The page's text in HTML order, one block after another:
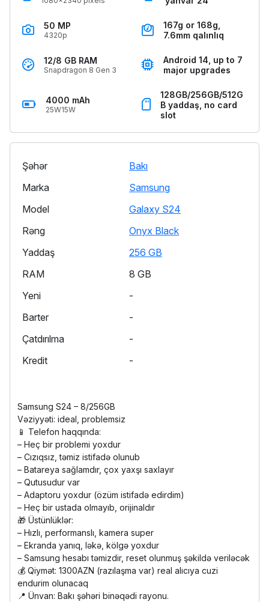
50 MP
4320p
167g or 168g,
7.6mm qalınlıq
12/8 GB RAM
Snapdragon 8 Gen 3
Android 14, up to 7
major upgrades
4000 mAh
25W15W
128GB/256GB/512G
B yaddaş, no card
slot
Şəhər
Bakı
Marka
Samsung
Model
Galaxy S24
Rəng
Onyx Black
Yaddaş
256 GB
RAM
8 GB
Yeni
-
Barter
-
Çatdırılma
-
Kredit
-
Samsung S24 – 8/256GB
Vəziyyəti: ideal, problemsiz
📱 Telefon haqqında:
– Heç bir problemi yoxdur
– Cızıqsız, təmiz istifadə olunub
– Batareya sağlamdır, çox yaxşı saxlayır
– Qutusudur var
– Adaptoru yoxdur (özüm istifadə edirdim)
– Heç bir ustada olmayıb, orijinaldır
🎁 Üstünlüklər:
– Hızlı, performanslı, kamera super
– Ekranda yanıq, ləkə, kölgə yoxdur
– Samsung hesabı təmizdir, reset olunmuş şəkildə veriləcək
💰 Qiymət: 1300AZN (razılaşma var) real alıcıya cuzi
endurim olunacaq
📍 Ünvan: Bakı şəhəri binəqədi rayonu.